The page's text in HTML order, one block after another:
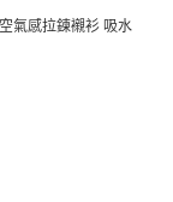
氣感拉鍊襯衫 吸水